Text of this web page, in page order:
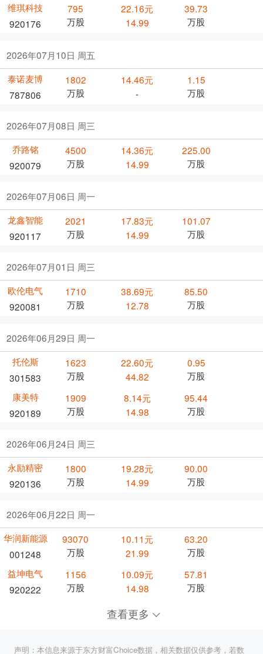
维琪科技
920176
795
万股
22.16元
14.99
39.73
万股
2026年07月10日 周五
泰诺麦博
787806
1802
万股
14.46元
-
1.15
万股
2026年07月08日 周三
乔路铭
920079
4500
万股
14.36元
14.99
225.00
万股
2026年07月06日 周一
龙鑫智能
920117
2021
万股
17.83元
14.99
101.07
万股
2026年07月01日 周三
欧伦电气
920081
1710
万股
38.69元
12.78
85.50
万股
2026年06月29日 周一
托伦斯
301583
1623
万股
22.60元
44.82
0.95
万股
康美特
920189
1909
万股
8.14元
14.98
95.44
万股
2026年06月24日 周三
永励精密
920136
1800
万股
19.28元
14.99
90.00
万股
2026年06月22日 周一
华润新能源
001248
93070
万股
10.11元
21.99
63.20
万股
益坤电气
920222
1156
万股
10.09元
14.98
57.81
万股
查看更多
声明：本信息来源于东方财富Choice数据，相关数据仅供参考，若数